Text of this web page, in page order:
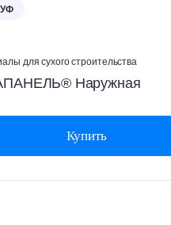
с высокими
т. п.
для сухого строительства
Наружная
Купить